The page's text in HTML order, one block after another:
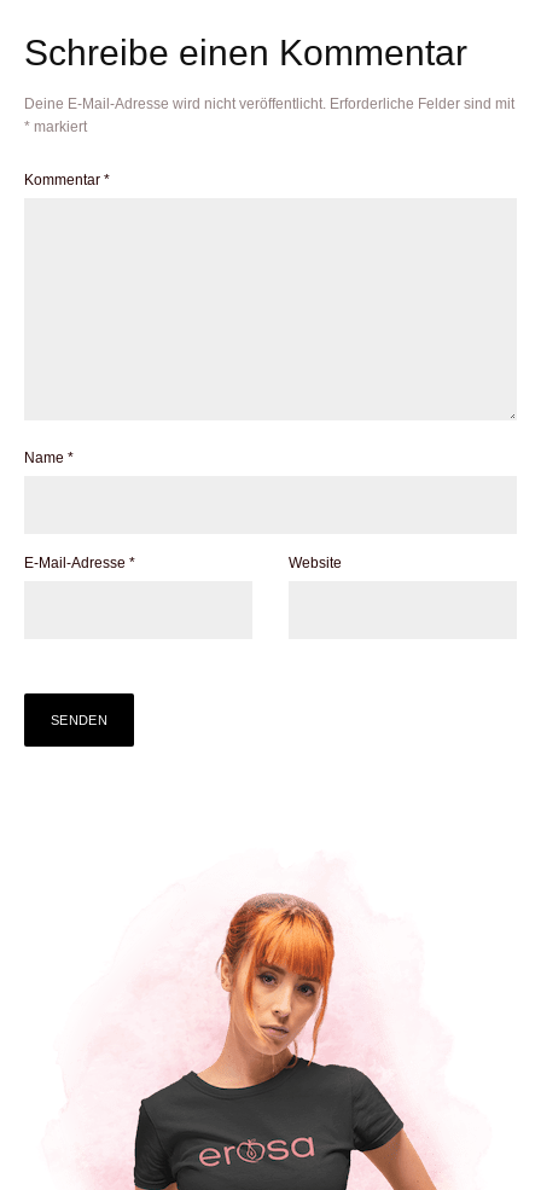
Schreibe einen Kommentar
Deine E-Mail-Adresse wird nicht veröffentlicht. Erforderliche Felder sind mit
* markiert
Kommentar *
Name *
E-Mail-Adresse * Website